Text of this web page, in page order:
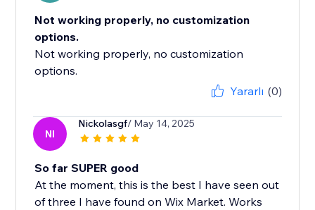
Not working properly, no customization
options.
Not working properly, no customization
options.
Yararlı (0)
NI
Nickolasgf/ May 14, 2025
So far SUPER good
At the moment, this is the best I have seen out
of three I have found on Wix Market. Works